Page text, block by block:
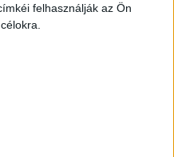
felhasználják az Ön